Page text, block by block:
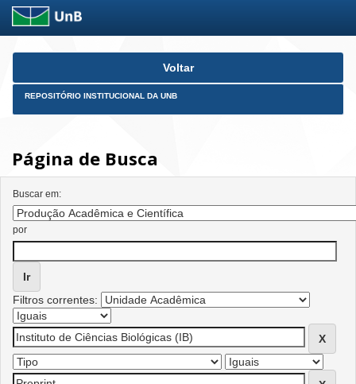
Skip
Voltar
REPOSITÓRIO INSTITUCIONAL DA UNB
Página de Busca
Buscar em:
por
Filtros correntes: